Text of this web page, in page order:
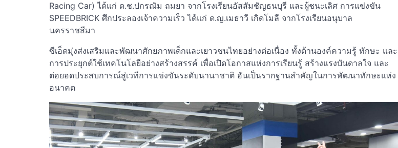
Racing Car) ได้แก่ ด.ช.ปกรณัม ถมยา จากโรงเรียนอัสสัมชัญธนบุรี และผู้ชนะเลิศ การแข่งขัน
SPEEDBRICK ศึกประลองเจ้าความเร็ว ได้แก่ ด.ญ.เมธาวี เกิดโมลี จากโรงเรียนอนุบาล
นครราชสีมา
ซีเอ็ดมุ่งส่งเสริมและพัฒนาศักยภาพเด็กและเยาวชนไทยอย่างต่อเนื่อง ทั้งด้านองค์ความรู้ ทักษะ และ
การประยุกต์ใช้เทคโนโลยีอย่างสร้างสรรค์ เพื่อเปิดโอกาสแห่งการเรียนรู้ สร้างแรงบันดาลใจ และ
ต่อยอดประสบการณ์สู่เวทีการแข่งขันระดับนานาชาติ อันเป็นรากฐานสำคัญในการพัฒนาทักษะแห่ง
อนาคต